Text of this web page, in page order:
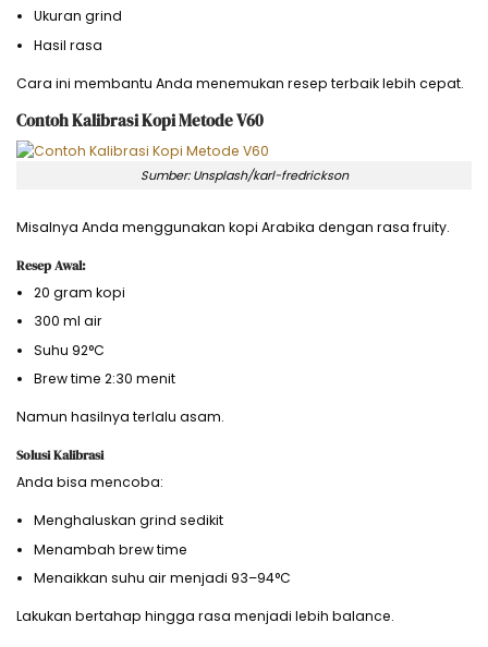
Ukuran grind
Hasil rasa
Cara ini membantu Anda menemukan resep terbaik lebih cepat.
Contoh Kalibrasi Kopi Metode V60
Sumber: Unsplash/karl-fredrickson
Misalnya Anda menggunakan kopi Arabika dengan rasa fruity.
Resep Awal:
20 gram kopi
300 ml air
Suhu 92°C
Brew time 2:30 menit
Namun hasilnya terlalu asam.
Solusi Kalibrasi
Anda bisa mencoba:
Menghaluskan grind sedikit
Menambah brew time
Menaikkan suhu air menjadi 93–94°C
Lakukan bertahap hingga rasa menjadi lebih balance.